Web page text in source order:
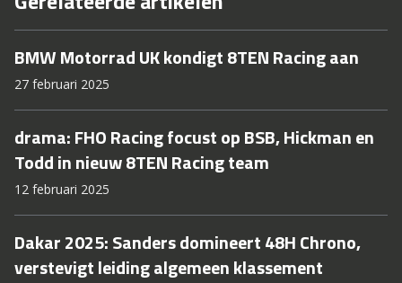
BMW Motorrad UK kondigt 8TEN Racing aan
27 februari 2025
drama: FHO Racing focust op BSB, Hickman en
Todd in nieuw 8TEN Racing team
12 februari 2025
Dakar 2025: Sanders domineert 48H Chrono,
verstevigt leiding algemeen klassement